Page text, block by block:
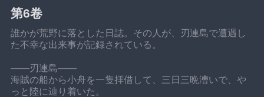
第6卷
誰かが荒野に落とした日誌。その人が、刃連島で遭遇し
た不幸な出来事が記録されている。
——刃連島——
海賊の船から小舟を一隻拝借して、三日三晩漕いで、や
っと陸に辿り着いた。